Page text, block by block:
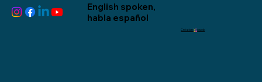
English spoken,
habla español
CréationYSoweb